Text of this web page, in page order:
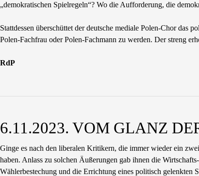
„demokratischen Spielregeln“? Wo die Aufforderung, die
Stattdessen überschüttet der deutsche mediale Polen-Chor das
Polen-Fachfrau oder Polen-Fachmann zu werden. Der streng
RdP
6.11.2023. VOM GLANZ
Ginge es nach den liberalen Kritikern, die immer wieder ein
haben. Anlass zu solchen Äußerungen gab ihnen die
Wählerbestechung und die Errichtung eines politisch gelenkten